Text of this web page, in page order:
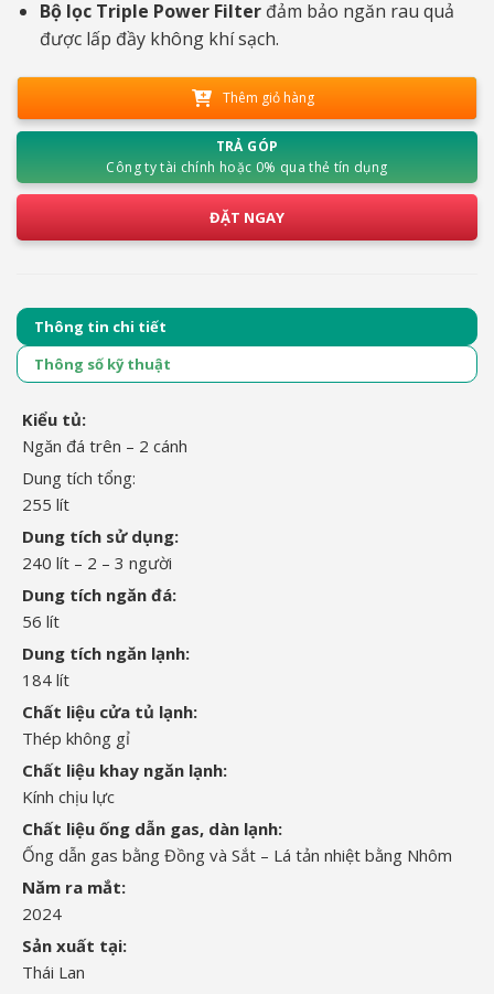
Bộ lọc Triple Power Filterđảm bảo ngăn rau quả
được lấp đầy không khí sạch.
Thêm giỏ hàng
TRẢ GÓP
Công ty tài chính hoặc 0% qua thẻ tín dụng
ĐẶT NGAY
Thông tin chi tiết
Thông số kỹ thuật
Kiểu tủ:
Ngăn đá trên – 2 cánh
Dung tích tổng:
255 lít
Dung tích sử dụng:
240 lít – 2 – 3 người
Dung tích ngăn đá:
56 lít
Dung tích ngăn lạnh:
184 lít
Chất liệu cửa tủ lạnh:
Thép không gỉ
Chất liệu khay ngăn lạnh:
Kính chịu lực
Chất liệu ống dẫn gas, dàn lạnh:
Ống dẫn gas bằng Đồng và Sắt – Lá tản nhiệt bằng Nhôm
Năm ra mắt:
2024
Sản xuất tại:
Thái Lan